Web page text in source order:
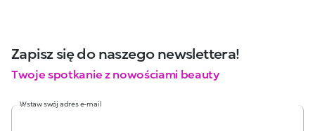
Zapisz się do naszego newslettera!
Twoje spotkanie z nowościami beauty
Wstaw swój adres e-mail